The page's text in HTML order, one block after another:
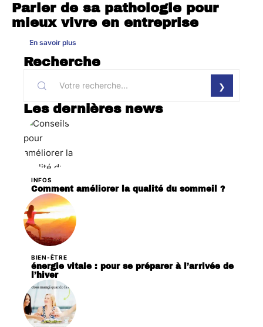
Parler de sa pathologie pour
mieux vivre en entreprise
En savoir plus
Recherche
Les dernières news
INFOS
Comment améliorer la qualité du sommeil ?
BIEN-ÊTRE
énergie vitale : pour se préparer à l’arrivée de
l’hiver